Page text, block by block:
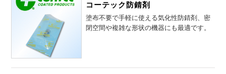
コーテック防錆剤
塗布不要で手軽に使える気化性防錆剤、密
閉空間や複雑な形状の機器にも最適です。